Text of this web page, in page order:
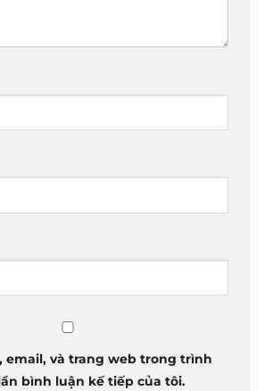
email, và trang web trong trình
bình luận kế tiếp của tôi.